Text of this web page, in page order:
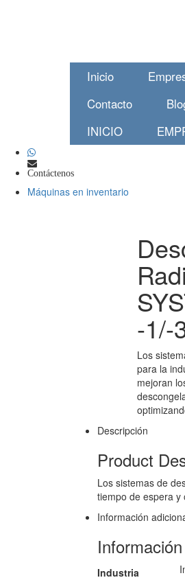
Inicio
Contacto
INICIO
Contáctenos
Máquinas en inventario
-1/-
Los
para la
mejoran
Descripción
Product
Los sistemas de
tiempo de espera y
Información
Industria